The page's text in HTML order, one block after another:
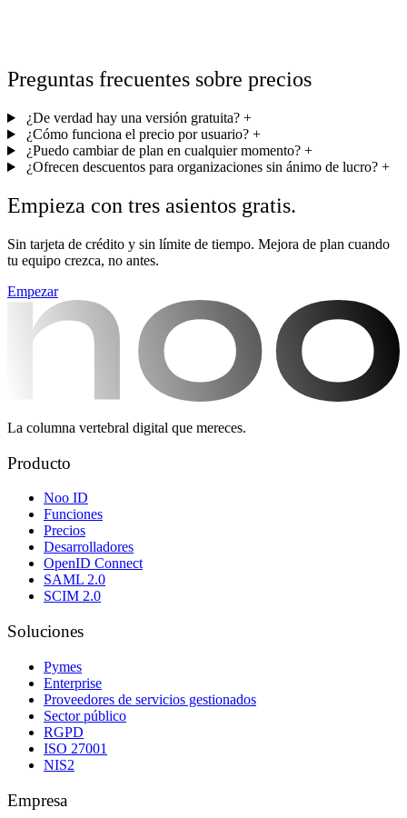
Preguntas frecuentes sobre precios
¿De verdad hay una versión gratuita? +
¿Cómo funciona el precio por usuario? +
¿Puedo cambiar de plan en cualquier momento? +
¿Ofrecen descuentos para organizaciones sin ánimo de lucro? +
Empieza con tres asientos gratis.
Sin tarjeta de crédito y sin límite de tiempo. Mejora de plan cuando
tu equipo crezca, no antes.
Empezar
La columna vertebral digital que mereces.
Producto
Noo ID
Funciones
Precios
Desarrolladores
OpenID Connect
SAML 2.0
SCIM 2.0
Soluciones
Pymes
Enterprise
Proveedores de servicios gestionados
Sector público
RGPD
ISO 27001
NIS2
Empresa